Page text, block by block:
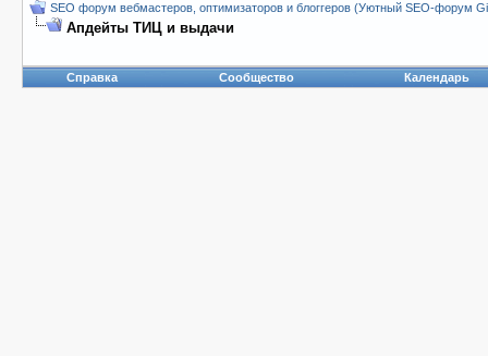
SEO форум вебмастеров, оптимизаторов и блоггеров (Уютный SEO-форум
Апдейты ТИЦ и выдачи
Справка Сообщество Календарь